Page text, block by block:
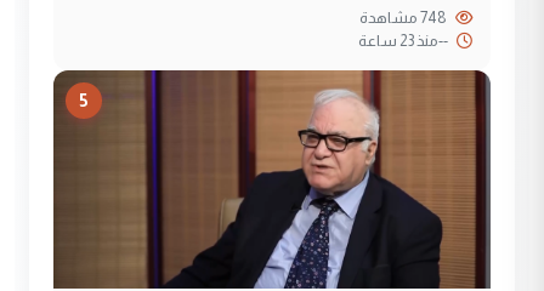
--منذ 23 ساعة
5